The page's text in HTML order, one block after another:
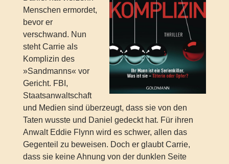
Menschen ermordet,
bevor er
verschwand. Nun
steht Carrie als
Komplizin des
»Sandmanns« vor
Gericht. FBI,
Staatsanwaltschaft
und Medien sind überzeugt, dass sie von den
Taten wusste und Daniel gedeckt hat. Für ihren
Anwalt Eddie Flynn wird es schwer, allen das
Gegenteil zu beweisen. Doch er glaubt Carrie,
dass sie keine Ahnung von der dunklen Seite